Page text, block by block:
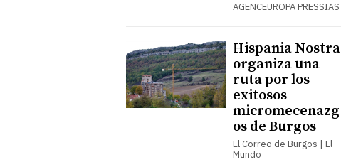
AGENCEUROPA PRESSIAS
Hispania Nostra
organiza una
ruta por los
exitosos
micromecenazg
os de Burgos
El Correo de Burgos | El
Mundo